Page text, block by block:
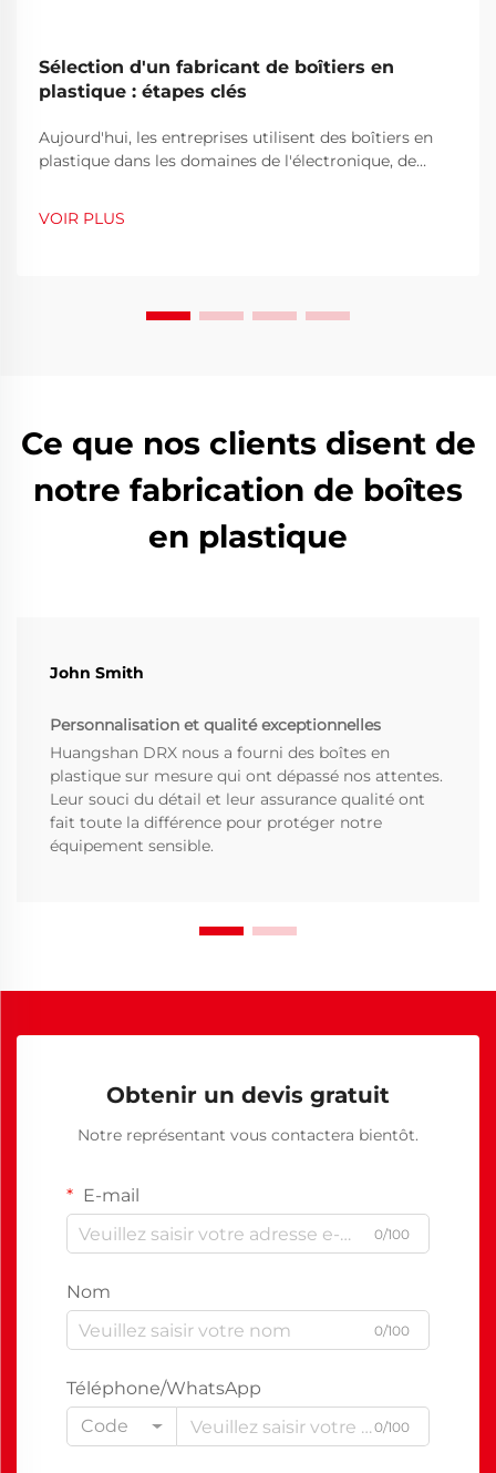
Sélection d'un fabricant de boîtiers en
plastique : étapes clés
Aujourd'hui, les entreprises utilisent des boîtiers en
plastique dans les domaines de l'électronique, de
VOIR PLUS
Ce que nos clients disent de
notre fabrication de boîtes
en plastique
John Smith
Personnalisation et qualité exceptionnelles
Huangshan DRX nous a fourni des boîtes en
plastique sur mesure qui ont dépassé nos attentes.
Leur souci du détail et leur assurance qualité ont
fait toute la différence pour protéger notre
équipement sensible.
Obtenir un devis gratuit
Notre représentant vous contactera bientôt.
E-mail
0/100
Nom
0/100
Téléphone/WhatsApp
Code
0/100